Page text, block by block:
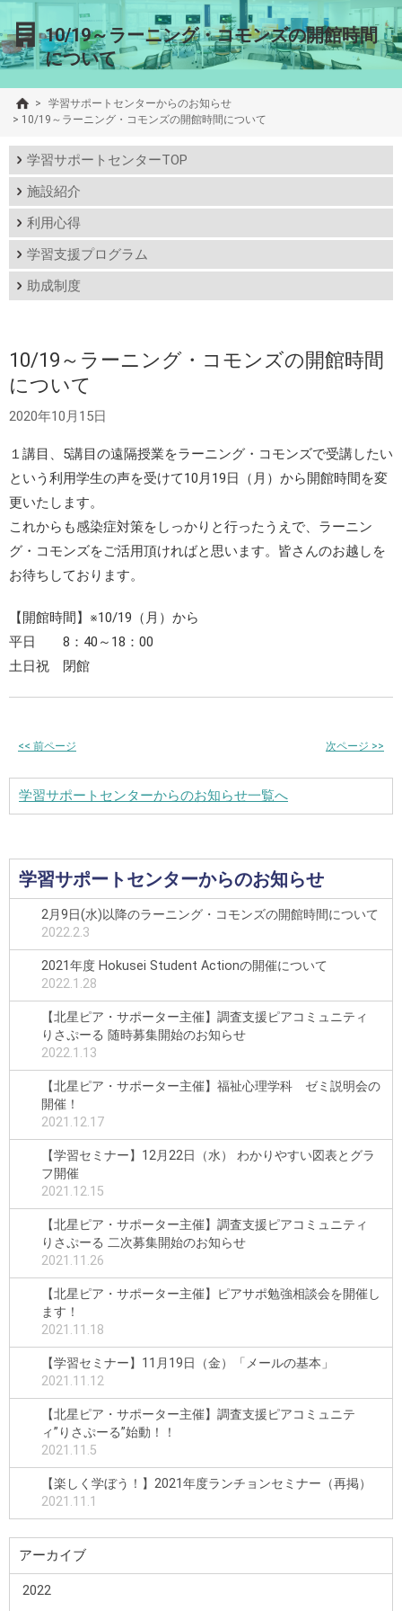
10/19～ラーニング・コモンズの開館時間
について
>
学習サポートセンターからのお知らせ
> 10/19～ラーニング・コモンズの開館時間について
学習サポートセンターTOP
施設紹介
利用心得
学習支援プログラム
助成制度
10/19～ラーニング・コモンズの開館時間
について
2020年10月15日
１講目、5講目の遠隔授業をラーニング・コモンズで受講したい
という利用学生の声を受けて10月19日（月）から開館時間を変
更いたします。
これからも感染症対策をしっかりと行ったうえで、ラーニン
グ・コモンズをご活用頂ければと思います。皆さんのお越しを
お待ちしております。
【開館時間】※10/19（月）から
平日 8：40～18：00
土日祝 閉館
<< 前ページ 次ページ >>
学習サポートセンターからのお知らせ一覧へ
学習サポートセンターからのお知らせ
2月9日(水)以降のラーニング・コモンズの開館時間について
2022.2.3
2021年度 Hokusei Student Actionの開催について
2022.1.28
【北星ピア・サポーター主催】調査支援ピアコミュニティ
りさぷーる 随時募集開始のお知らせ
2022.1.13
【北星ピア・サポーター主催】福祉心理学科 ゼミ説明会の
開催！
2021.12.17
【学習セミナー】12月22日（水） わかりやすい図表とグラ
フ開催
2021.12.15
【北星ピア・サポーター主催】調査支援ピアコミュニティ
りさぷーる 二次募集開始のお知らせ
2021.11.26
【北星ピア・サポーター主催】ピアサポ勉強相談会を開催し
ます！
2021.11.18
【学習セミナー】11月19日（金）「メールの基本」
2021.11.12
【北星ピア・サポーター主催】調査支援ピアコミュニテ
ィ”りさぷーる”始動！！
2021.11.5
【楽しく学ぼう！】2021年度ランチョンセミナー（再掲）
2021.11.1
アーカイブ
2022